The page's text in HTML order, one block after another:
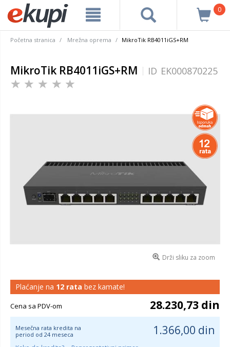
0
Početna stranica Mrežna oprema MikroTik RB4011iGS+RM
MikroTik RB4011iGS+RM ID EK000870225
Drži sliku za zoom
Plaćanje na 12 rata bez kamate!
Cena sa PDV-om 28.230,73 din
Mesečna rata kredita na
period od 24 meseca
1.366,00 din